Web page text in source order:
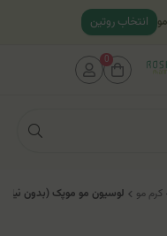
کرم مو لوسیون مو موپک (بدون نیاز
انتخاب روتین
0